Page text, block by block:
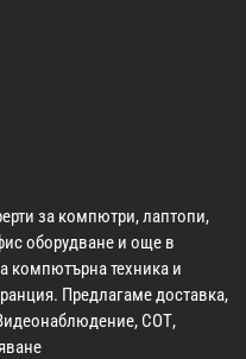
за компютри, лаптопи,
оборудване и още в
компютърна техника и
Предлагаме доставка,
СОТ,